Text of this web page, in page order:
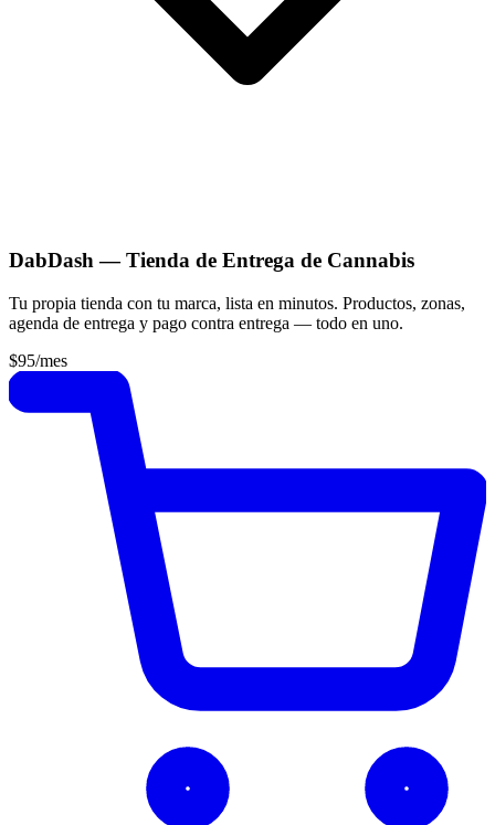
DabDash — Tienda de Entrega de Cannabis
Tu propia tienda con tu marca, lista en minutos. Productos, zonas,
agenda de entrega y pago contra entrega — todo en uno.
$95/mes